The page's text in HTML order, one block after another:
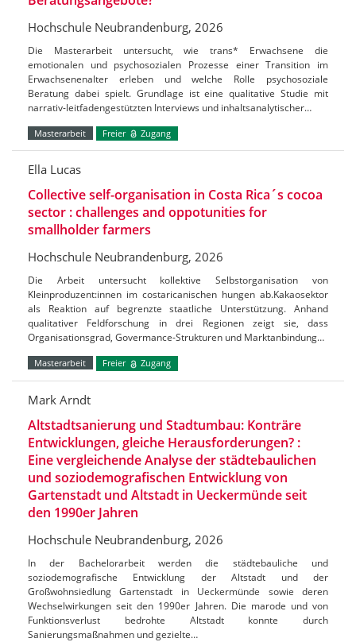
Hochschule Neubrandenburg, 2026
Die Masterarbeit untersucht, wie trans* Erwachsene die
emotionalen und psychosozialen Prozesse einer Transition im
Erwachsenenalter erleben und welche Rolle psychosoziale
Beratung dabei spielt. Grundlage ist eine qualitative Studie mit
narrativ-leitfadengestützten Interviews und inhaltsanalytischer…
Masterarbeit Freier Zugang
Ella Lucas
Collective self-organisation in Costa Rica´s cocoa
sector : challenges and oppotunities for
smallholder farmers
Hochschule Neubrandenburg, 2026
Die Arbeit untersucht kollektive Selbstorganisation von
Kleinproduzent:innen im costaricanischen hungen ab.Kakaosektor
als Reaktion auf begrenzte staatliche Unterstützung. Anhand
qualitativer Feldforschung in drei Regionen zeigt sie, dass
Organisationsgrad, Govermance-Strukturen und Marktanbindung…
Masterarbeit Freier Zugang
Mark Arndt
Altstadtsanierung und Stadtumbau: Konträre
Entwicklungen, gleiche Herausforderungen? :
Eine vergleichende Analyse der städtebaulichen
und soziodemografischen Entwicklung von
Gartenstadt und Altstadt in Ueckermünde seit
den 1990er Jahren
Hochschule Neubrandenburg, 2026
In der Bachelorarbeit werden die städtebauliche und
soziodemografische Entwicklung der Altstadt und der
Großwohnsiedlung Gartenstadt in Ueckermünde sowie deren
Wechselwirkungen seit den 1990er Jahren. Die marode und von
Funktionsverlust bedrohte Altstadt konnte durch
Sanierungsmaßnahmen und gezielte…